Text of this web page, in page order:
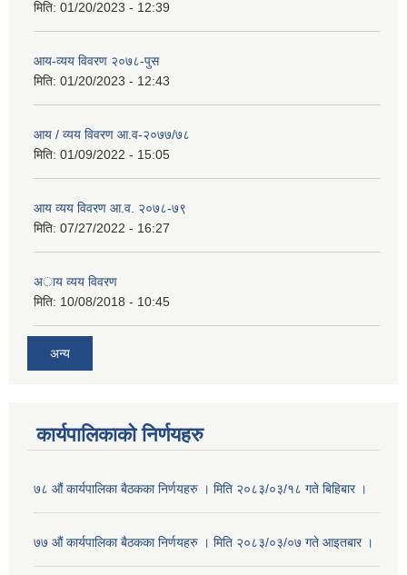
मिति: 01/20/2023 - 12:39
आय-व्यय विवरण २०७८-पुस
मिति: 01/20/2023 - 12:43
आय / व्यय विवरण आ.व-२०७७/७८
मिति: 01/09/2022 - 15:05
आय व्यय विवरण आ.व. २०७८-७९
मिति: 07/27/2022 - 16:27
अाय व्यय विवरण
मिति: 10/08/2018 - 10:45
अन्य
कार्यपालिकाको निर्णयहरु
७८ औं कार्यपालिका बैठकका निर्णयहरु । मिति २०८३/०३/१८ गते बिहिबार ।
७७ औं कार्यपालिका बैठकका निर्णयहरु । मिति २०८३/०३/०७ गते आइतबार ।